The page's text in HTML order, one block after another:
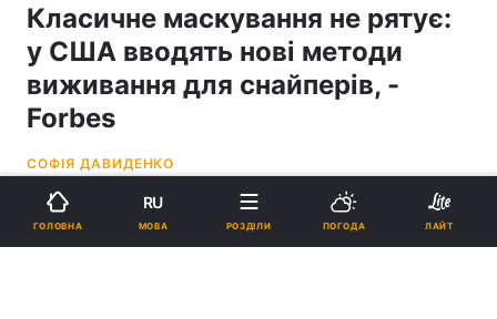
Класичне маскування не рятує:
у США вводять нові методи
виживання для снайперів, -
Forbes
СОФІЯ ДАВИДЕНКО
11:41, 01.04.26
ГОЛОВНА
RU
МОВА РОЗДІЛИ ПОГОДА ЛАЙТ